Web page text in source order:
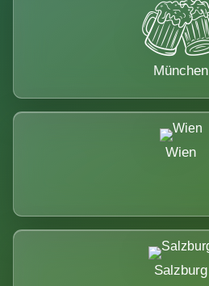
München
Wien
Salzburg